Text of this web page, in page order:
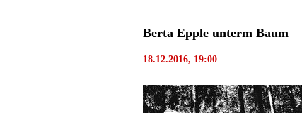
Berta Epple unterm Baum
18.12.2016, 19:00